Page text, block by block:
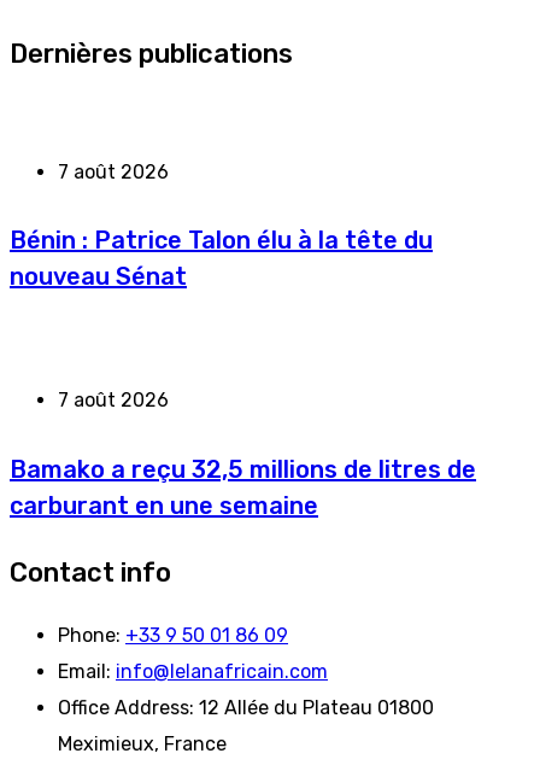
Dernières publications
7 août 2026
Bénin : Patrice Talon élu à la tête du
nouveau Sénat
7 août 2026
Bamako a reçu 32,5 millions de litres de
carburant en une semaine
Contact info
Phone: +33 9 50 01 86 09
Email: info@lelanafricain.com
Office Address: 12 Allée du Plateau 01800
Meximieux, France